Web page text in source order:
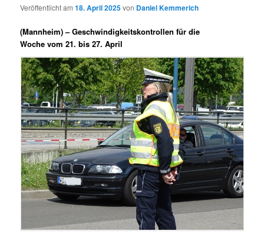
Veröffentlicht am18. April 2025von Daniel Kemmerich
(Mannheim) –Geschwindigkeitskontrollen für die
Woche vom 21. bis 27. April